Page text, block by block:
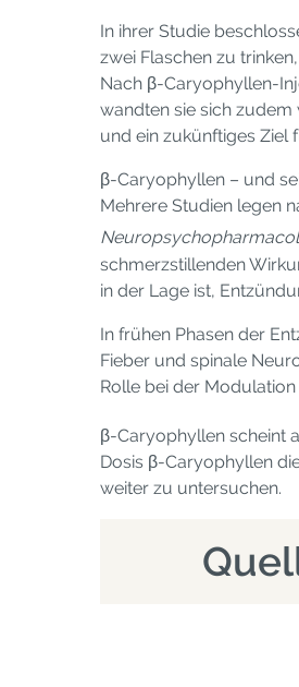
In ihrer Studie
zwei Flaschen zu
Nach β-Caryophyllen-
wandten sie sich zudem
und ein zukünftiges Ziel
β-Caryophyllen – und
Mehrere Studien legen
schmerzstillenden
in der Lage ist,
In frühen Phasen der
Fieber und spinale
Rolle bei der
β-Caryophyllen scheint
Dosis β-Caryophyllen
weiter zu untersuchen.